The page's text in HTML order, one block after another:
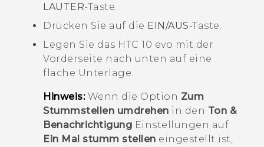
LAUTER-Taste.
Drücken Sie auf die EIN/AUS-Taste.
Legen Sie das HTC 10 evo mit der
Vorderseite nach unten auf eine
flache Unterlage.
Hinweis:Wenn die Option Zum
Stummstellen umdrehen in den Ton &
Benachrichtigung Einstellungen auf
Ein Mal stumm stellen eingestellt ist,